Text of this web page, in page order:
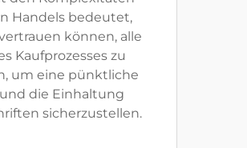
Handels bedeutet,
können, alle
Kaufprozesses zu
um eine pünktliche
die Einhaltung
sicherzustellen.